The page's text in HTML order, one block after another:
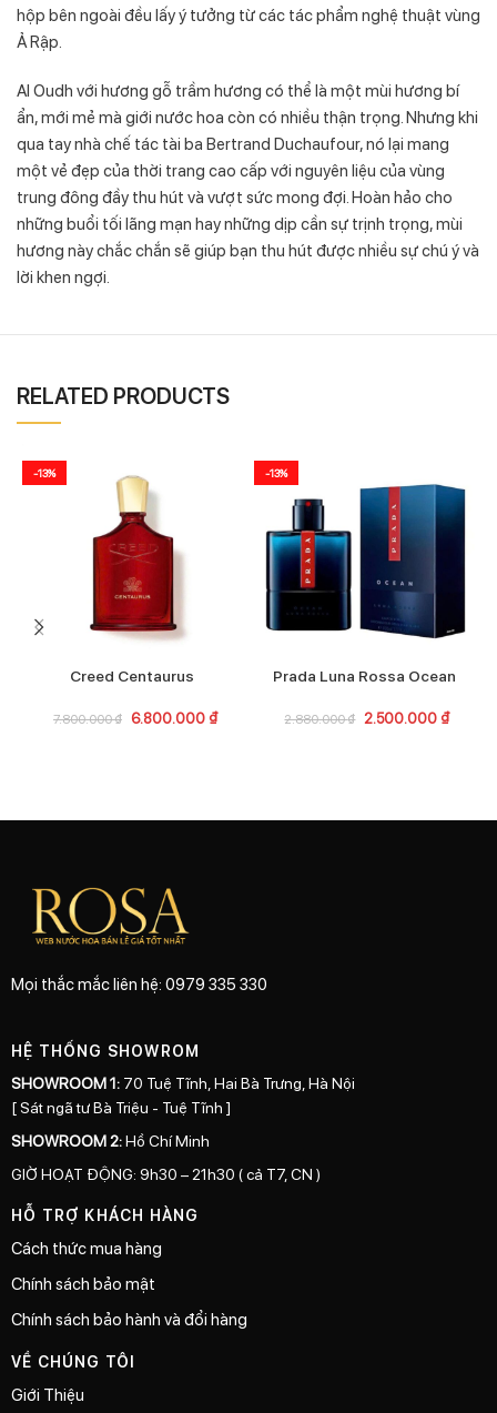
hộp bên ngoài đều lấy ý tưởng từ các tác phẩm nghệ thuật vùng
Ả Rập.
Al Oudh với hương gỗ trầm hương có thể là một mùi hương bí
ẩn, mới mẻ mà giới nước hoa còn có nhiều thận trọng. Nhưng khi
qua tay nhà chế tác tài ba Bertrand Duchaufour, nó lại mang
một vẻ đẹp của thời trang cao cấp với nguyên liệu của vùng
trung đông đầy thu hút và vượt sức mong đợi. Hoàn hảo cho
những buổi tối lãng mạn hay những dịp cần sự trịnh trọng, mùi
hương này chắc chắn sẽ giúp bạn thu hút được nhiều sự chú ý và
lời khen ngợi.
RELATED PRODUCTS
-13%
Creed Centaurus
7.800.000₫ 6.800.000 ₫
-13%
Prada Luna Rossa Ocean
2.880.000₫ 2.500.000 ₫
Mọi thắc mắc liên hệ: 0979 335 330
HỆ THỐNG SHOWROM
SHOWROOM 1: 70 Tuệ Tĩnh, Hai Bà Trưng, Hà Nội
[ Sát ngã tư Bà Triệu - Tuệ Tĩnh ]
SHOWROOM 2:Hồ Chí Minh
GIỜ HOẠT ĐỘNG: 9h30 – 21h30 ( cả T7, CN )
HỖ TRỢ KHÁCH HÀNG
Cách thức mua hàng
Chính sách bảo mật
Chính sách bảo hành và đổi hàng
VỀ CHÚNG TÔI
Giới Thiệu